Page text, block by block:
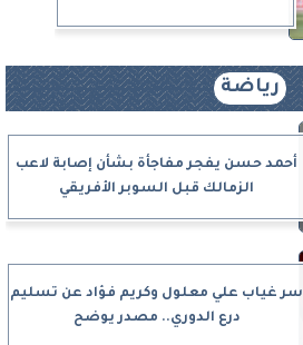
رياضة
أحمد حسن يفجر مفاجأة بشأن إصابة لاعب
الزمالك قبل السوبر الأفريقي
سر غياب علي معلول وكريم فؤاد عن تسليم
درع الدوري.. مصدر يوضح